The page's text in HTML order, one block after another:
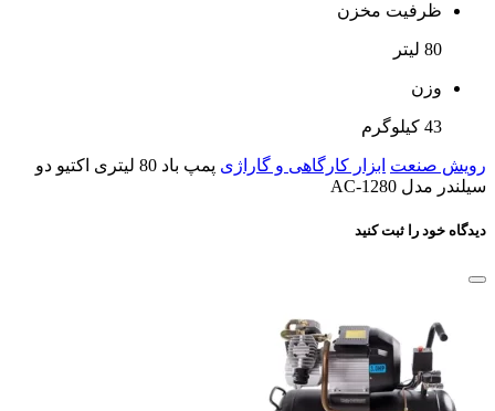
ظرفیت مخزن
80 لیتر
وزن
43 کیلوگرم
رویش صنعت ابزار کارگاهی و گاراژی
پمپ باد 80 لیتری اکتیو دو
سیلندر مدل AC-1280
دیدگاه خود را ثبت کنید